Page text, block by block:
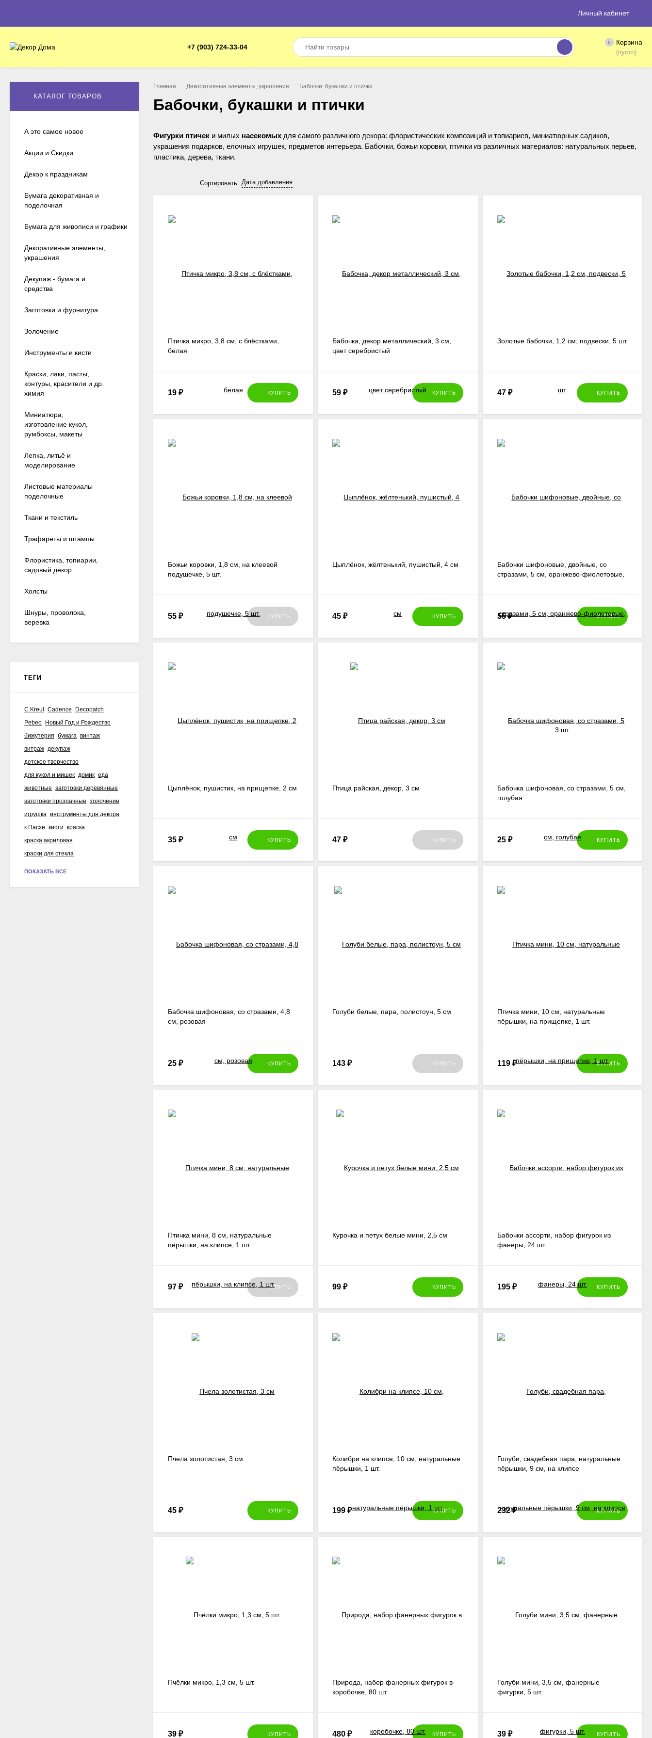
Личный кабинет
+7 (903) 724-33-04
0 Корзина
(пусто)
Главная Декоративные элементы, украшения Бабочки, букашки и птички
Бабочки, букашки и птички
Фигурки птичек и милых насекомых для самого различного декора: флористических композиций и топиариев, миниатюрных садиков,
украшения подарков, елочных игрушек, предметов интерьера. Бабочки, божьи коровки, птички из различных материалов: натуральных перьев,
пластика, дерева, ткани.
Сортировать: Дата добавления
Птичка микро, 3,8 см, с блёстками,
белая
19 ₽ КУПИТЬ
Бабочка, декор металлический, 3 см,
цвет серебристый
59₽ КУПИТЬ
Золотые бабочки, 1,2 см, подвески, 5 шт.
47 ₽ КУПИТЬ
Божьи коровки, 1,8 см, на клеевой
подушечке, 5 шт.
55 ₽ КУПИТЬ
Цыплёнок, жёлтенький, пушистый, 4 см
45₽ КУПИТЬ
Бабочки шифоновые, двойные, со
стразами, 5 см, оранжево-фиолетовые,
55₽ КУПИТЬ
Цыплёнок, пушистик, на прищепке, 2 см
35 ₽ КУПИТЬ
Птица райская, декор, 3 см
47₽ КУПИТЬ
Бабочка шифоновая, со стразами, 5 см,
голубая
25 ₽ КУПИТЬ
Бабочка шифоновая, со стразами, 4,8
см, розовая
25 ₽ КУПИТЬ
Голуби белые, пара, полистоун, 5 см
143₽ КУПИТЬ
Птичка мини, 10 см, натуральные
пёрышки, на прищепке, 1 шт.
119 ₽ КУПИТЬ
Птичка мини, 8 см, натуральные
пёрышки, на клипсе, 1 шт.
97 ₽ КУПИТЬ
Курочка и петух белые мини, 2,5 см
99₽ КУПИТЬ
Бабочки ассорти, набор фигурок из
фанеры, 24 шт.
195 ₽ КУПИТЬ
Пчела золотистая, 3 см
45 ₽ КУПИТЬ
Колибри на клипсе, 10 см, натуральные
пёрышки, 1 шт.
199₽ КУПИТЬ
Голуби, свадебная пара, натуральные
пёрышки, 9 см, на клипсе
232₽ КУПИТЬ
Пчёлки микро, 1,3 см, 5 шт.
39 ₽ КУПИТЬ
Природа, набор фанерных фигурок в
коробочке, 80 шт.
480₽ КУПИТЬ
Голуби мини, 3,5 см, фанерные
фигурки, 5 шт.
39 ₽ КУПИТЬ
КАТАЛОГ ТОВАРОВ
А это самое новое
Акции и Скидки
Декор к праздникам
Бумага декоративная и
поделочная
Бумага для живописи и графики
Декоративные элементы,
украшения
Декупаж - бумага и
средства
Заготовки и фурнитура
Золочение
Инструменты и кисти
Краски, лаки, пасты,
контуры, красители и др.
химия
Миниатюра,
изготовление кукол,
румбоксы, макеты
Лепка, литьё и
моделирование
Листовые материалы
поделочные
Ткани и текстиль
Трафареты и штампы
Флористика, топиарии,
садовый декор
Холсты
Шнуры, проволока,
веревка
ТЕГИ
C.Kreul Cadence
Decopatch
Pebeo
Новый Год и Рождество
бижутерия бумага винтаж
витраж декупаж
детское творчество
для кукол и мишек домик еда
животные заготовки деревянные
заготовки прозрачные золочение
игрушка инструменты для декора
к Пасхе кисти краска
краска акриловая
краски для стекла
ПОКАЗАТЬ ВСЕ